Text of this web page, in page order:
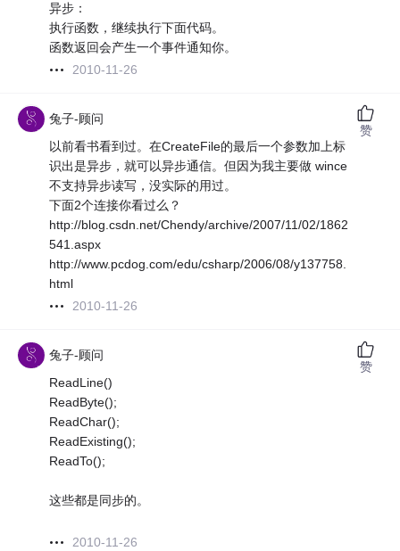
异步：
执行函数，继续执行下面代码。
函数返回会产生一个事件通知你。
2010-11-26
兔子-顾问
以前看书看到过。在CreateFile的最后一个参数加上标
识出是异步，就可以异步通信。但因为我主要做 wince
不支持异步读写，没实际的用过。
下面2个连接你看过么？
http://blog.csdn.net/Chendy/archive/2007/11/02/1862
541.aspx
http://www.pcdog.com/edu/csharp/2006/08/y137758.
html
2010-11-26
赞
兔子-顾问
ReadLine()
ReadByte();
ReadChar();
ReadExisting();
ReadTo();
这些都是同步的。
2010-11-26
赞